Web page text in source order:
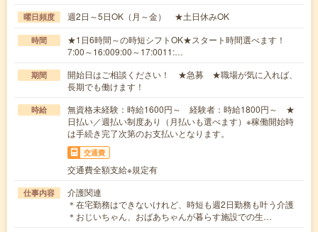
曜日頻度 週2日～5日OK（月～金） ★土日休みOK
時間
★1日6時間～の時短シフトOK★スタート時間選べます！
7:00～16:009:00～17:0011:…
期間
開始日はご相談ください！ ★急募 ★職場が気に入れば、
長期でも働けます！
時給
無資格未経験：時給1600円～ 経験者：時給1800円～ ★
日払い／週払い制度あり（月払いも選べます）※稼働開始時
は手続き完了次第のお支払いとなります。
交通費
交通費全額支給※規定有
仕事内容
介護関連
＊在宅勤務はできないけれど、時短も週2日勤務も叶う介護
＊おじいちゃん、おばあちゃんが暮らす施設での生…